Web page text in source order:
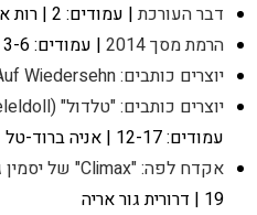
דבר העורכת| עמודים: 2 | רות אשל
הרמת מסך 2014
| עמודים: 3-6 | גבי אלדור
יוצרים כותבים: Auf Wiedersehn
יוצרים כותבים: "טלדול" (Teleldoll) – חלון לתהליכי יצירה
עמודים: 12-17 | אניה ברוד-טל
אקדח לפה: "Climax" של יסמין גודר ואיציק ג'ולי
19 | דרורית גור אריה